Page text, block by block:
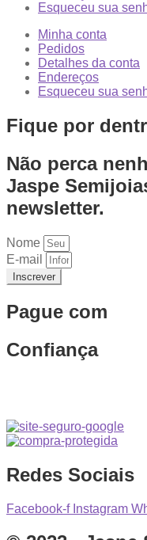
Esqueceu sua
Minha conta
Pedidos
Detalhes da conta
Endereços
Esqueceu sua
Fique por
Não perca
Jaspe
newsletter.
Nome
E-mail
Inscrever
Pague com
Confiança
Redes Sociais
Facebook-f Instagram